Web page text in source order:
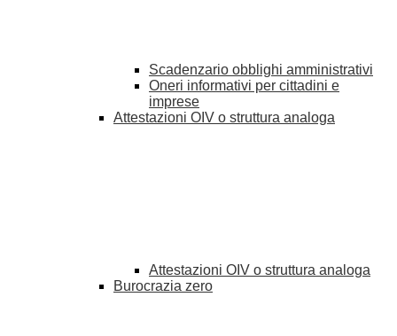
Scadenzario obblighi amministrativi
Oneri informativi per cittadini e
imprese
Attestazioni OIV o struttura analoga
Attestazioni OIV o struttura analoga
Burocrazia zero